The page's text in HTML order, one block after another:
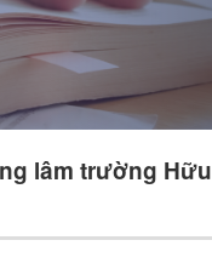
lâm trường Hữu